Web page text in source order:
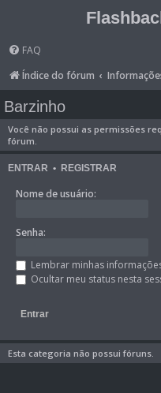
FAQ
Índice do fórum
Barzinho
Você não possui as permissões
fórum.
ENTRAR • REGISTRAR
Nome de usuário:
Senha:
Lembrar minhas
Ocultar meu status nesta
Esta categoria não possui fóruns.